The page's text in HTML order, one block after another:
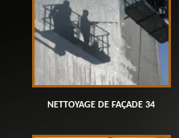
NETTOYAGE DE FAÇADE 34